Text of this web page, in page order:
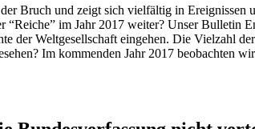
Bruch und zeigt sich vielfältig in Ereignissen
im Jahr 2017 weiter? Unser Bulletin
der Weltgesellschaft eingehen. Die Vielzahl
Im kommenden Jahr 2017 beobachten